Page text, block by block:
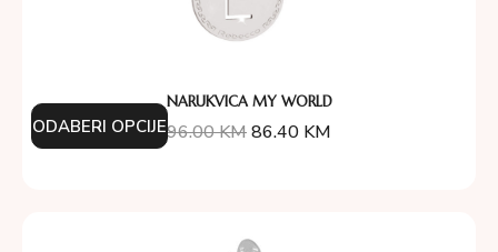
NARUKVICA MY WORLD
96.00KM86.40 KM
ODABERI OPCIJE